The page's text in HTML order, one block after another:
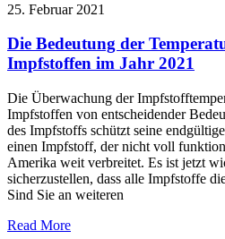
25. Februar 2021
Die Bedeutung der
Impfstoffen im Jahr 2021
Die Überwachung der
Impfstoffen von entscheidender
des Impfstoffs schützt seine
einen Impfstoff, der nicht voll
Amerika weit verbreitet. Es ist jetzt
sicherzustellen, dass alle Impfstoffe
Sind Sie an weiteren
Read More